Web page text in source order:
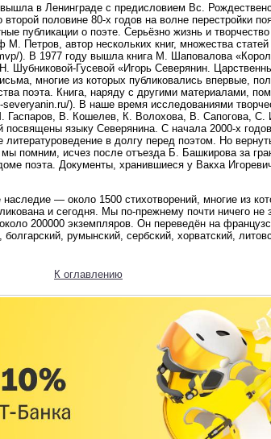
в Ленинграде с предисловием Вс.
половине 80-х годов на волне перестройки
публикации о поэте. Серьёзно жизнь и
М. Петров, автор нескольких книг, множества статей
). В 1977 году вышла книга М. Шаповалова
Шубниковой-Гусевой «Игорь Северянин.
многие из которых публиковались впервые,
поэта. Книга, наряду с другими материалами,
). В наше время исследованиями
В. Кошелев, К. Волохова, В. Сапогова, С.
посвящены языку Северянина. С начала 2000-х
в долгу перед поэтом. Но
помним, исчез после отъезда Б. Башкирова за
поэта. Документы, хранившиеся у Вакха
наследие — около 1500 стихотворений, многие из
и сегодня. Мы по-прежнему почти ничего не
200000 экземпляров. Он переведён на
румынский, сербский, хорватский,
К оглавлению